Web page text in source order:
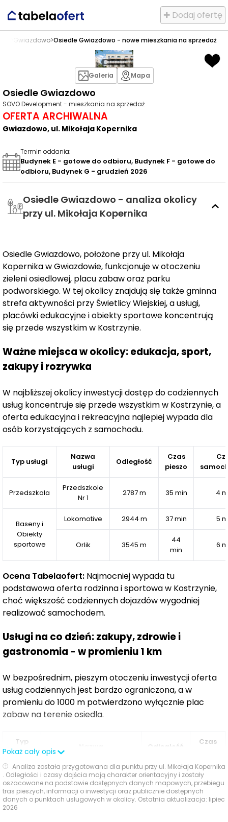
✚ Dodaj ofertę
Gwiazdowo>Osiedle Gwiazdowo - nowe mieszkania na sprzedaż
Osiedle Gwiazdowo
SOVO Development - mieszkania na sprzedaż
OFERTA ARCHIWALNA
Gwiazdowo, ul. Mikołaja Kopernika
Galeria Mapa
Termin oddania:
Budynek E - gotowe do odbioru, Budynek F - gotowe do
odbioru, Budynek G - grudzień 2026
Osiedle Gwiazdowo - analiza okolicy
przy ul. Mikołaja Kopernika
Osiedle Gwiazdowo, położone przy ul. Mikołaja
Kopernika w Gwiazdowie, funkcjonuje w otoczeniu
zieleni osiedlowej, placu zabaw oraz parku
podworskiego. W tej okolicy znajdują się także gminna
strefa aktywności przy Świetlicy Wiejskiej, a usługi,
placówki edukacyjne i obiekty sportowe koncentrują
się przede wszystkim w Kostrzynie.
Ważne miejsca w okolicy: edukacja, sport,
zakupy i rozrywka
W najbliższej okolicy inwestycji dostęp do codziennych
usług koncentruje się przede wszystkim w Kostrzynie, a
oferta edukacyjna i rekreacyjna najlepiej wypada dla
osób korzystających z samochodu.
Typ usługi
Nazwa
usługi
Odległość
Czas
pieszo
Przedszkola
Przedszkole
Nr 1
2787 m 35 min 4
Baseny i
Obiekty
sportowe
Lokomotive 2944 m 37 min 5
Orlik 3545 m
44
min
6
Ocena Tabelaofert: Najmocniej wypada tu
podstawowa oferta rodzinna i sportowa w Kostrzynie,
choć większość codziennych dojazdów wygodniej
realizować samochodem.
Usługi na co dzień: zakupy, zdrowie i
gastronomia - w promieniu 1 km
W bezpośrednim, pieszym otoczeniu inwestycji oferta
usług codziennych jest bardzo ograniczona, a w
promieniu do 1000 m potwierdzono wyłącznie plac
zabaw na terenie osiedla.
Typ
usługi
Odległość
Czas
Place
zabaw
plac zabaw na terenie
Osiedla Gwiazdowo
—
Ocena Tabelaofert:
Pokaż cały opis
Analiza została przygotowana dla punktu przy ul. Mikołaja Kopernika
. Odległości i czasy dojścia mają charakter orientacyjny i zostały
oszacowane na podstawie dostępnych danych mapowych, przebiegu
tras pieszych, informacji o inwestycji oraz publicznie dostępnych
danych o punktach usługowych w okolicy. Ostatnia aktualizacja: lipiec
2026